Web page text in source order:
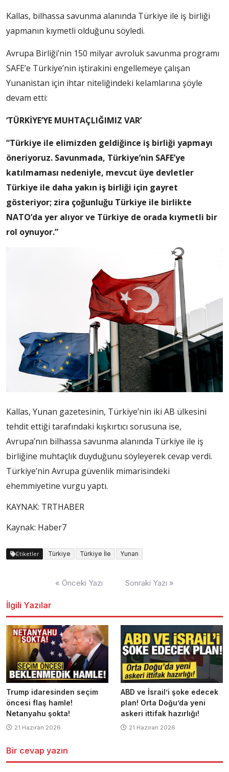
Kallas, bilhassa savunma alanında Türkiye ile iş birliği
yapmanın kıymetli olduğunu söyledi.
Avrupa Birliği’nin 150 milyar avroluk savunma programı
SAFE’e Türkiye’nin iştirakini engellemeye çalışan
Yunanistan için ihtar niteliğindeki kelamlarına şöyle
devam etti:
‘TÜRKİYE’YE MUHTAÇLIĞIMIZ VAR’
“Türkiye ile elimizden geldiğince iş birliği yapmayı
öneriyoruz. Savunmada, Türkiye’nin SAFE’ye
katılmaması nedeniyle, mevcut üye devletler
Türkiye ile daha yakın iş birliği için gayret
gösteriyor; zira çoğunluğu Türkiye ile birlikte
NATO’da yer alıyor ve Türkiye de orada kıymetli bir
rol oynuyor.”
Kallas, Yunan gazetesinin, Türkiye’nin iki AB ülkesini
tehdit ettiği tarafındaki kışkırtıcı sorusuna ise,
Avrupa’nın bilhassa savunma alanında Türkiye ile iş
birliğine muhtaçlık duyduğunu söyleyerek cevap verdi.
Türkiye’nin Avrupa güvenlik mimarisindeki
ehemmiyetine vurgu yaptı.
KAYNAK: TRTHABER
Kaynak: Haber7
Etiketler Türkiye Türkiye İle Yunan
« Önceki Yazı Sonraki Yazı »
İlgili Yazılar
Trump idaresinden seçim
öncesi flaş hamle!
Netanyahu şokta!
21 Haziran 2026
ABD ve İsrail’i şoke edecek
plan! Orta Doğu’da yeni
askeri ittifak hazırlığı!
21 Haziran 2026
Bir cevap yazın